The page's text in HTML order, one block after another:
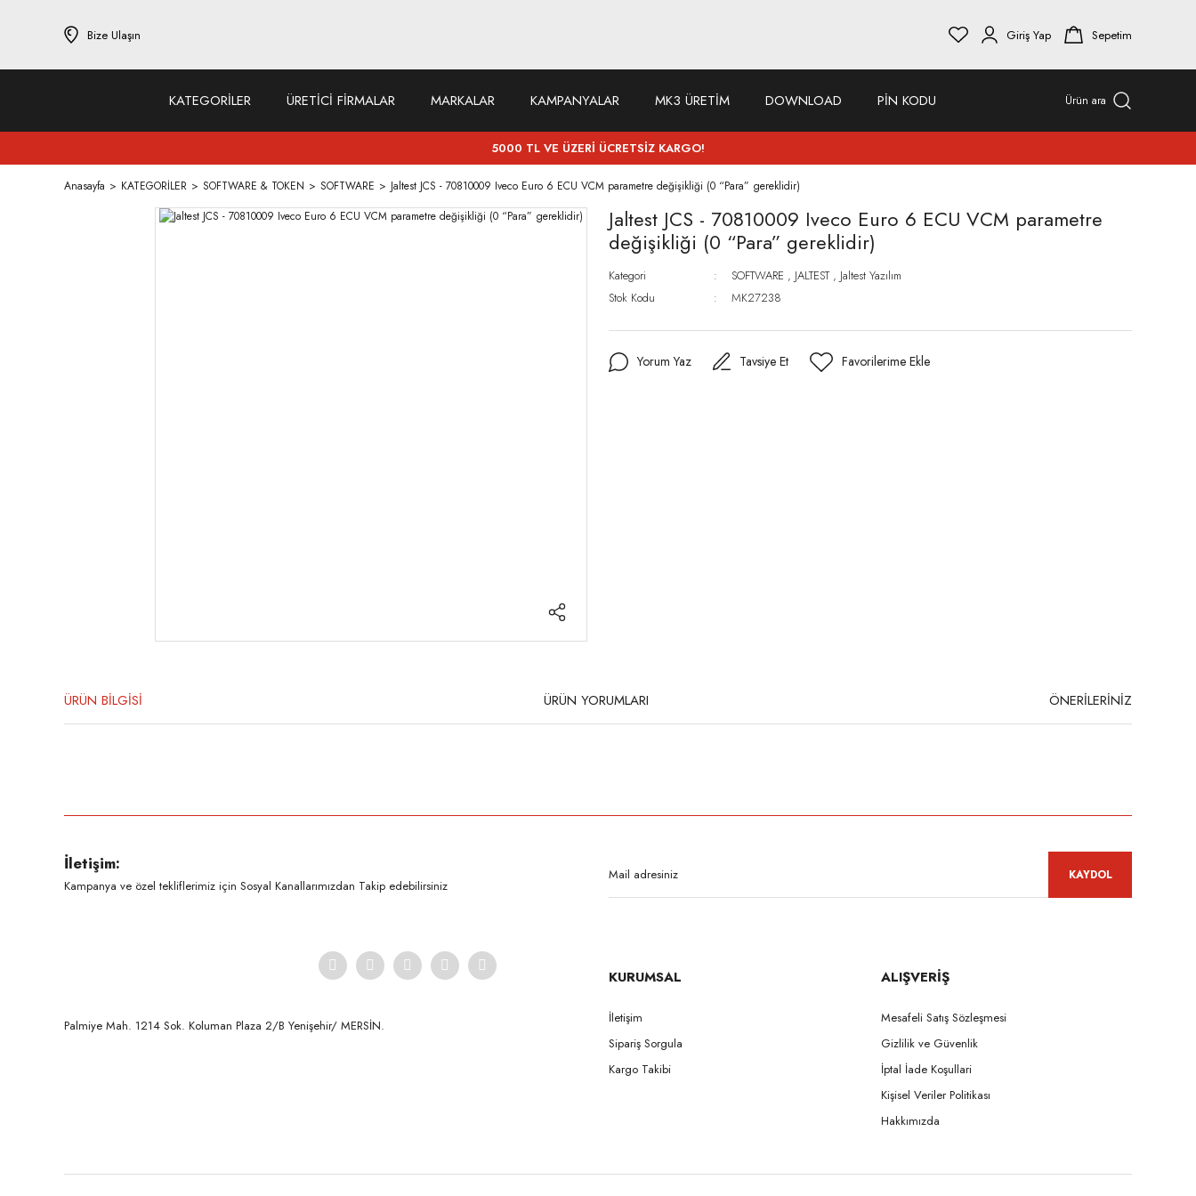
Bize Ulaşın Giriş Yap Sepetim
KATEGORİLER ÜRETİCİ FİRMALAR MARKALAR KAMPANYALAR MK3 ÜRETİM DOWNLOAD PİN KODU Ürün ara
5000 TL VE ÜZERİ ÜCRETSİZ KARGO!
Anasayfa KATEGORİLER SOFTWARE & TOKEN SOFTWARE Jaltest JCS - 70810009 Iveco Euro 6 ECU VCM parametre değişikliği (0 “Para” gereklidir)
Jaltest JCS - 70810009 Iveco Euro 6 ECU VCM parametre
değişikliği (0 “Para” gereklidir)
Kategori SOFTWARE , JALTEST , Jaltest Yazılım
Stok Kodu
MK27238
Yorum Yaz Tavsiye Et
ÜRÜN BİLGİSİ ÜRÜN YORUMLARI ÖNERİLERİNİZ
Ürün açıklamasında eksik bilgiler bulunuyor.
Ürün bilgilerinde hatalar bulunuyor.
İletişim:
Kampanya ve özel tekliflerimiz için Sosyal Kanallarımızdan Takip edebilirsiniz
KAYDOL
Palmiye Mah. 1214 Sok. Koluman Plaza 2/B Yenişehir/ MERSİN.ㅤㅤㅤㅤㅤㅤㅤㅤㅤㅤㅤㅤㅤㅤㅤㅤㅤㅤㅤㅤㅤㅤㅤㅤㅤㅤㅤㅤㅤㅤㅤㅤㅤㅤㅤ ㅤㅤㅤㅤㅤㅤㅤㅤㅤㅤ
KURUMSAL
İletişim
Sipariş Sorgula
Kargo Takibi
ALIŞVERİŞ
Mesafeli Satış Sözleşmesi
Gizlilik ve Güvenlik
İptal İade Koşullari
Kişisel Veriler Politikası
Hakkımızda